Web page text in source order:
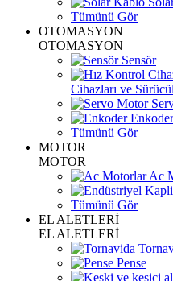
Tümünü Gör
OTOMASYON
OTOMASYON
Sensör
Cihazları ve
Enkoder
Tümünü Gör
MOTOR
MOTOR
Ac
Tümünü Gör
EL ALETLERİ
EL ALETLERİ
Pense